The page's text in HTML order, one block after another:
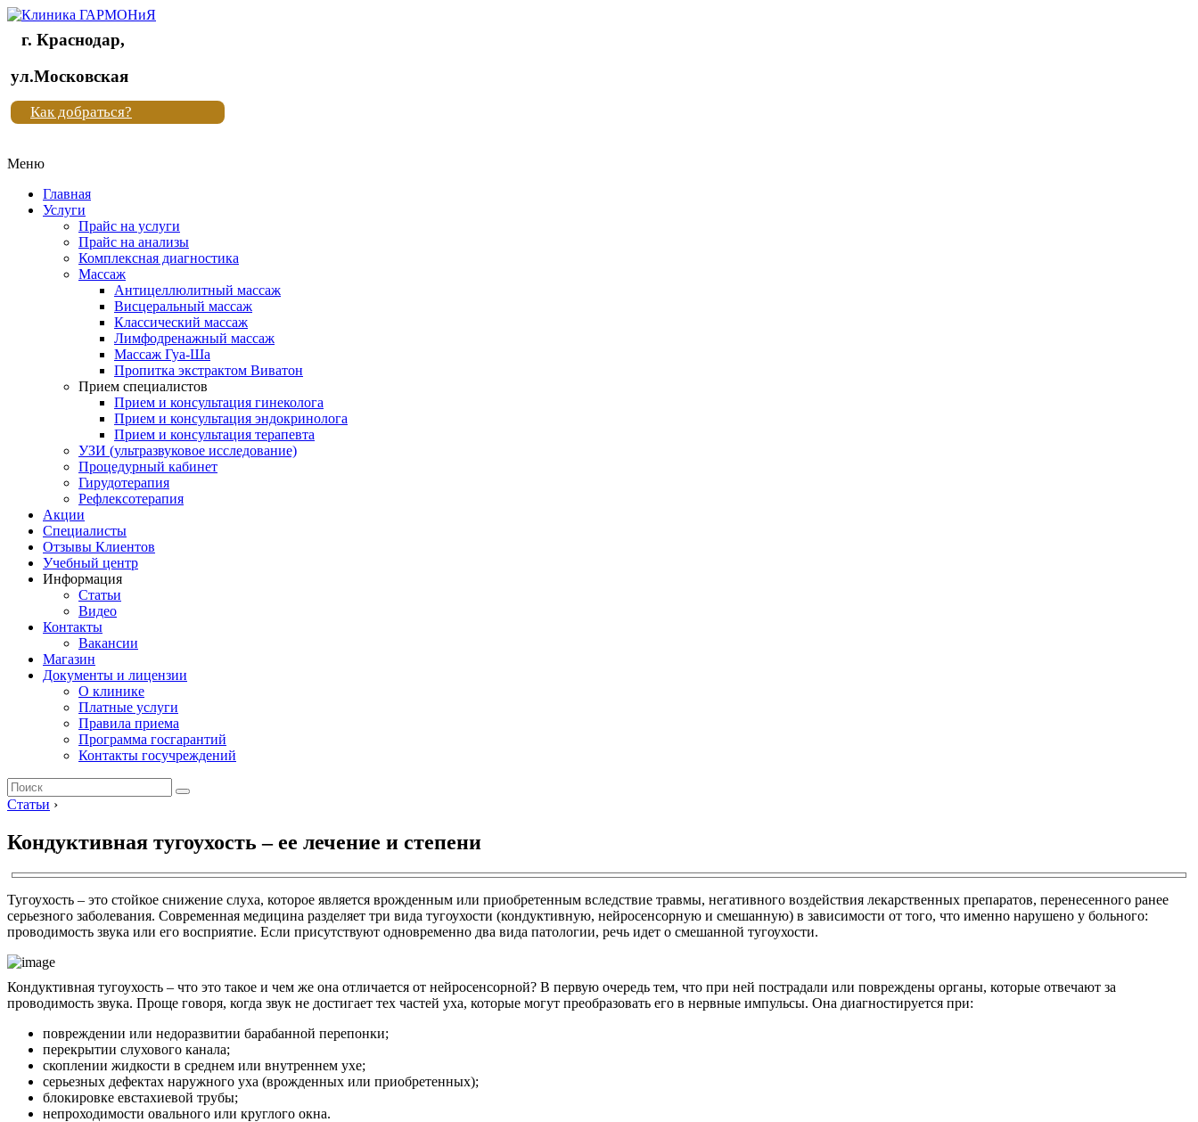
Клиника
"Новая
жизнь"
Клиника
жизнь"
г. Краснодар,
ул.Московская
Как добраться?
Меню
Главная
Услуги
Прайс на услуги
Прайс на анализы
Комплексная диагностика
Массаж
Антицеллюлитный массаж
Висцеральный массаж
Классический массаж
Лимфодренажный массаж
Массаж Гуа-Ша
Пропитка экстрактом Виватон
Прием специалистов
Прием и консультация гинеколога
Прием и консультация эндокринолога
Прием и консультация терапевта
УЗИ (ультразвуковое исследование)
Процедурный кабинет
Гирудотерапия
Рефлексотерапия
Акции
Специалисты
Отзывы Клиентов
Учебный центр
Информация
Статьи
Видео
Контакты
Вакансии
Магазин
Документы и лицензии
О клинике
Платные услуги
Правила приема
Программа госгарантий
Контакты госучреждений
Статьи ›
Кондуктивная тугоухость – ее лечение и степени
Тугоухость – это стойкое снижение слуха, которое является врожденным или приобретенным вследствие травмы, негативного воздействия лекарственных препаратов, перенесенного ранее
серьезного заболевания. Современная медицина разделяет три вида тугоухости (кондуктивную, нейросенсорную и смешанную) в зависимости от того, что именно нарушено у больного:
проводимость звука или его восприятие. Если присутствуют одновременно два вида патологии, речь идет о смешанной тугоухости.
Кондуктивная тугоухость – что это такое и чем же она отличается от нейросенсорной? В первую очередь тем, что при ней пострадали или повреждены органы, которые отвечают за
проводимость звука. Проще говоря, когда звук не достигает тех частей уха, которые могут преобразовать его в нервные импульсы. Она диагностируется при:
повреждении или недоразвитии барабанной перепонки;
перекрытии слухового канала;
скоплении жидкости в среднем или внутреннем ухе;
серьезных дефектах наружного уха (врожденных или приобретенных);
блокировке евстахиевой трубы;
непроходимости овального или круглого окна.